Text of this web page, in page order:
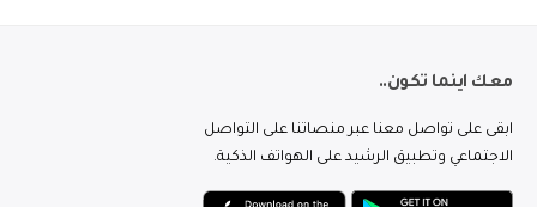
معك اينما تكون..
ابقى على تواصل معنا عبر منصاتنا على التواصل
الاجتماعي وتطبيق الرشيد على الهواتف الذكية.